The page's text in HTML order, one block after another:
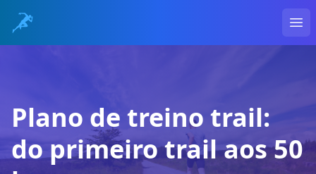
Plano de treino trail:
do primeiro trail aos 50